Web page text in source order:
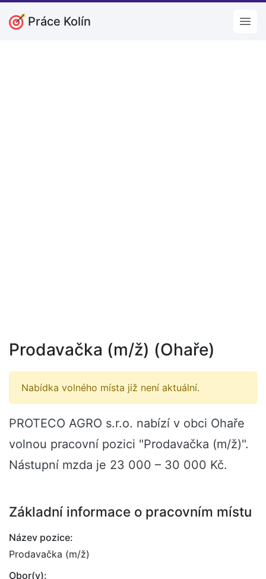
Práce Kolín
Prodavačka (m/ž) (Ohaře)
Nabídka volného místa již není aktuální.
PROTECO AGRO s.r.o. nabízí v obci Ohaře
volnou pracovní pozici "Prodavačka (m/ž)".
Nástupní mzda je 23 000 – 30 000 Kč.
Základní informace o pracovním místu
Název pozice:
Prodavačka (m/ž)
Obor(y):